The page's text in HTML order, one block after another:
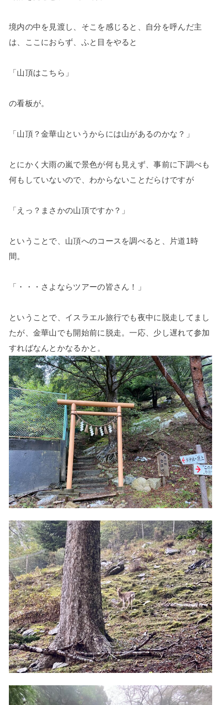
境内の中を見渡し、そこを感じると、自分を呼んだ主
は、ここにおらず、ふと目をやると
「山頂はこちら」
の看板が。
「山頂？金華山というからには山があるのかな？」
とにかく大雨の嵐で景色が何も見えず、事前に下調べも
何もしていないので、わからないことだらけですが
「えっ？まさかの山頂ですか？」
ということで、山頂へのコースを調べると、片道1時
間。
「・・・さよならツアーの皆さん！」
ということで、イスラエル旅行でも夜中に脱走してまし
たが、金華山でも開始前に脱走。一応、少し遅れて参加
すればなんとかなるかと。